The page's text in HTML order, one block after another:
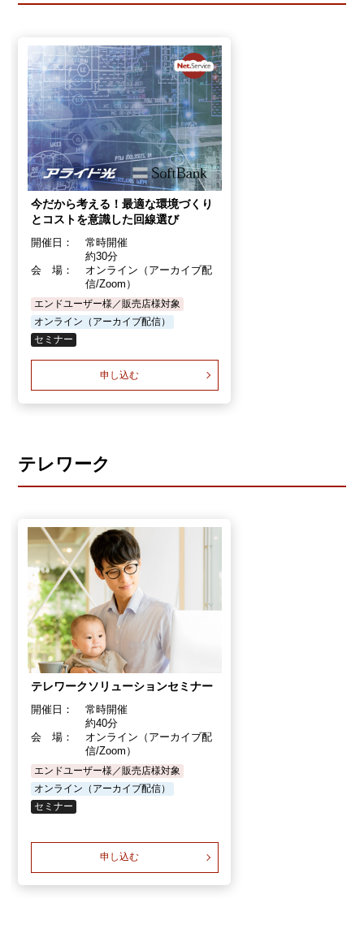
今だから考える！最適な環境づくり
とコストを意識した回線選び
開催日：
常時開催
約30分
会 場：
オンライン（アーカイブ配
信/Zoom）
エンドユーザー様／販売店様対象
オンライン（アーカイブ配信）
セミナー
申し込む
テレワーク
テレワークソリューションセミナー
開催日：
常時開催
約40分
会 場：
オンライン（アーカイブ配
信/Zoom）
エンドユーザー様／販売店様対象
オンライン（アーカイブ配信）
セミナー
申し込む